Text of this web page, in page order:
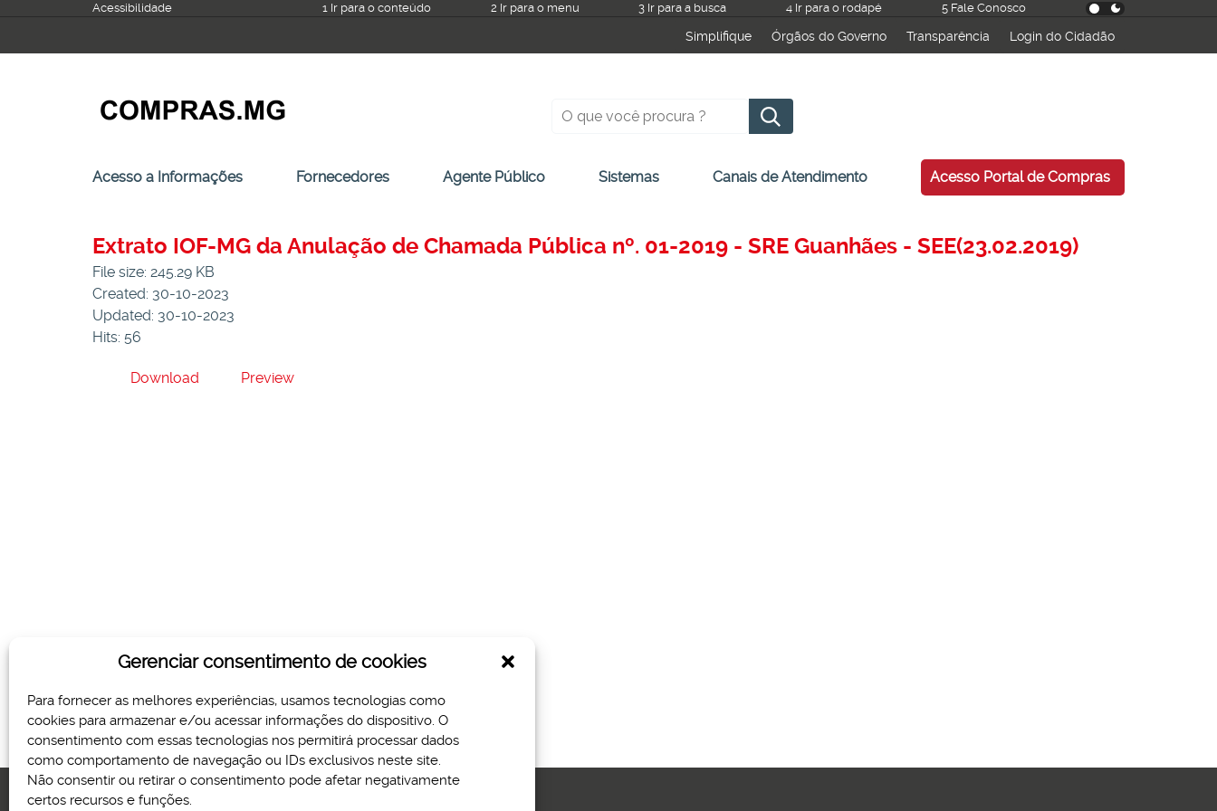
Gerenciar consentimento de cookies
Para fornecer as melhores experiências, usamos tecnologias como
cookies para armazenar e/ou acessar informações do dispositivo. O
consentimento com essas tecnologias nos permitirá processar dados
como comportamento de navegação ou IDs exclusivos neste site.
Não consentir ou retirar o consentimento pode afetar negativamente
certos recursos e funções.
o
Acessibilidade 1 Ir para o conteúdo 2 Ir para o menu 3 Ir para a busca 4 Ir para o rodapé 5 Fale Conosco
Simplifique Órgãos do Governo Transparência Login do Cidadão
Pesquisar
Acesso a Informações Fornecedores Agente Público Sistemas Canais de Atendimento Acesso Portal de Compras
Extrato IOF-MG da Anulação de Chamada Pública nº. 01-2019 - SRE Guanhães - SEE(23.02.2019)
File size: 245.29 KB
Created: 30-10-2023
Updated: 30-10-2023
Hits: 56
Download Preview